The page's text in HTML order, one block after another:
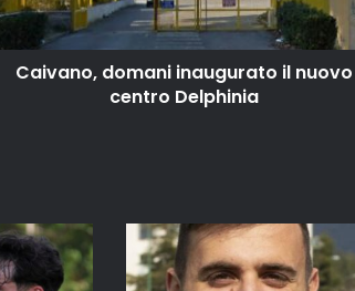
Caivano, domani inaugurato il nuovo
centro Delphinia